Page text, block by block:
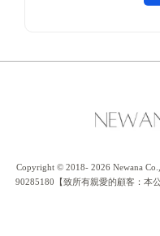
Copyright © 2018- 2026 Newana
90285180【致所有親愛的顧客：本